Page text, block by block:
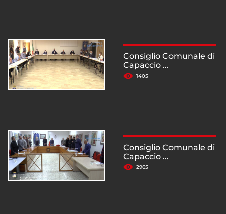
Consiglio Comunale di
Capaccio ...
1405
Consiglio Comunale di
Capaccio ...
2965